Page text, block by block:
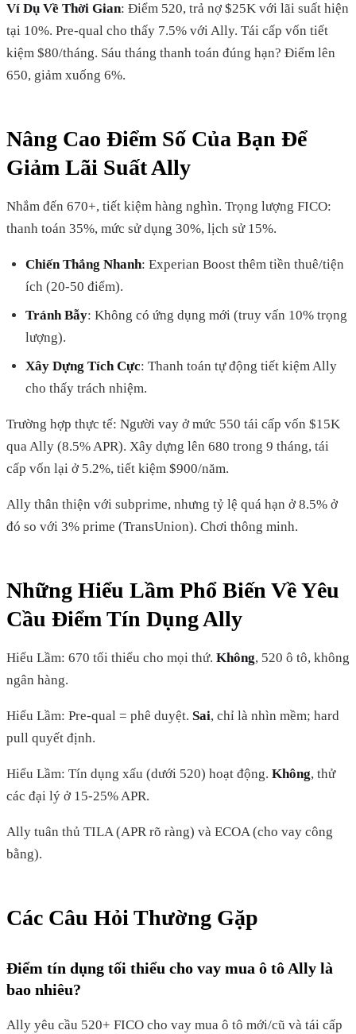
Ví Dụ Về Thời Gian: Điểm 520, trả nợ $25K với lãi suất hiện
tại 10%. Pre-qual cho thấy 7.5% với Ally. Tái cấp vốn tiết
kiệm $80/tháng. Sáu tháng thanh toán đúng hạn? Điểm lên
650, giảm xuống 6%.
Nâng Cao Điểm Số Của Bạn Để
Giảm Lãi Suất Ally
Nhắm đến 670+, tiết kiệm hàng nghìn. Trọng lượng FICO:
thanh toán 35%, mức sử dụng 30%, lịch sử 15%.
Chiến Thắng Nhanh: Experian Boost thêm tiền thuê/tiện
ích (20-50 điểm).
Tránh Bẫy: Không có ứng dụng mới (truy vấn 10% trọng
lượng).
Xây Dựng Tích Cực: Thanh toán tự động tiết kiệm Ally
cho thấy trách nhiệm.
Trường hợp thực tế: Người vay ở mức 550 tái cấp vốn $15K
qua Ally (8.5% APR). Xây dựng lên 680 trong 9 tháng, tái
cấp vốn lại ở 5.2%, tiết kiệm $900/năm.
Ally thân thiện với subprime, nhưng tỷ lệ quá hạn ở 8.5% ở
đó so với 3% prime (TransUnion). Chơi thông minh.
Những Hiểu Lầm Phổ Biến Về Yêu
Cầu Điểm Tín Dụng Ally
Hiểu Lầm: 670 tối thiểu cho mọi thứ. Không, 520 ô tô, không
ngân hàng.
Hiểu Lầm: Pre-qual = phê duyệt. Sai, chỉ là nhìn mềm; hard
pull quyết định.
Hiểu Lầm: Tín dụng xấu (dưới 520) hoạt động. Không, thử
các đại lý ở 15-25% APR.
Ally tuân thủ TILA (APR rõ ràng) và ECOA (cho vay công
bằng).
Các Câu Hỏi Thường Gặp
Điểm tín dụng tối thiểu cho vay mua ô tô Ally là
bao nhiêu?
Ally yêu cầu 520+ FICO cho vay mua ô tô mới/cũ và tái cấp